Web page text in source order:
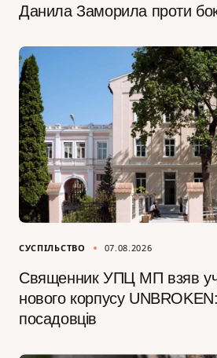
Данила Заморила проти
СУСПІЛЬСТВО 07.08.2026
Священник УПЦ МП взяв
нового корпусу
посадовців